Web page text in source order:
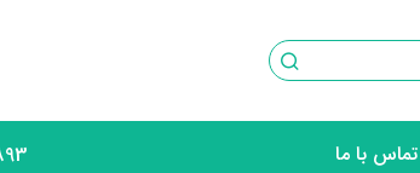
تماس با ما